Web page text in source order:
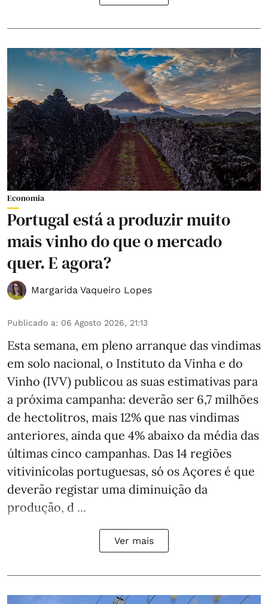
Economia
Portugal está a produzir muito
mais vinho do que o mercado
quer. E agora?
Margarida Vaqueiro Lopes
Publicado a: 06 Agosto 2026, 21:13
Esta semana, em pleno arranque das vindimas
em solo nacional, o Instituto da Vinha e do
Vinho (IVV) publicou as suas estimativas para
a próxima campanha: deverão ser 6,7 milhões
de hectolitros, mais 12% que nas vindimas
anteriores, ainda que 4% abaixo da média das
últimas cinco campanhas. Das 14 regiões
vitivinícolas portuguesas, só os Açores é que
deverão registar uma diminuição da
produção, d ...
Ver mais